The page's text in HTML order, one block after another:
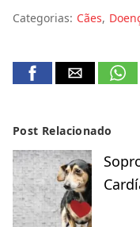
Categorias: Cães
Post Relacionado